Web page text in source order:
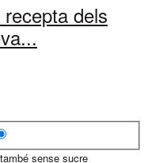
dels